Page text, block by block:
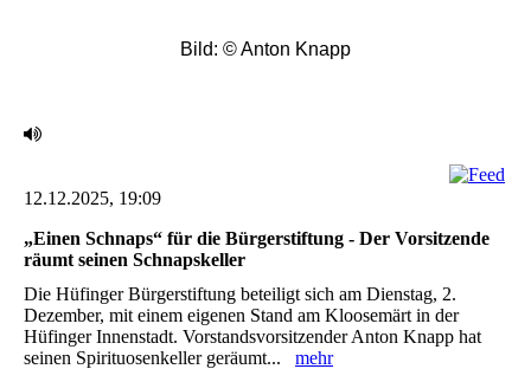
Bild: © Anton Knapp
12.12.2025, 19:09
‎„Einen Schnaps“ für die Bürgerstiftung - Der Vorsitzende
räumt seinen Schnapskeller
Die Hüfinger Bürgerstiftung beteiligt sich am Dienstag, 2.
Dezember, mit einem eigenen Stand am ‎Kloosemärt in der
Hüfinger Innenstadt. Vorstandsvorsitzender Anton Knapp hat
seinen ‎Spirituosenkeller geräumt... mehr